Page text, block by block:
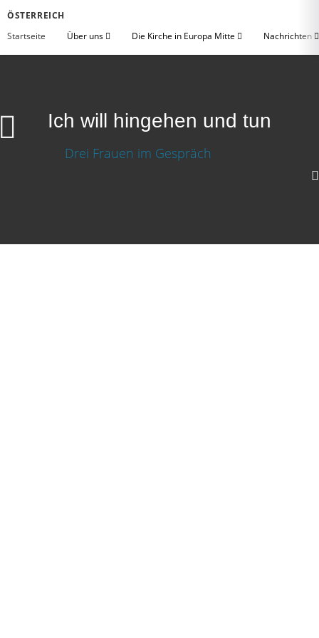
ÖSTERREICH
Startseite
Über uns Die Kirche in Europa Mitte Nachrichten
Ich will hingehen und tun